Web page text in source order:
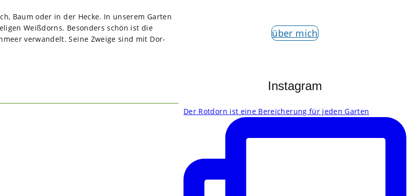
Baum oder in der Hecke. In unse­rem Gar­ten
Weiß­dorns. Beson­ders schön ist die
ver­wan­delt. Seine Zweige sind mit Dor­
über mich
Instagram
Der Rotdorn ist eine Bereicherung für jeden Garten